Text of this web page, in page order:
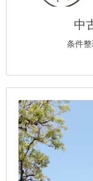
中
条件